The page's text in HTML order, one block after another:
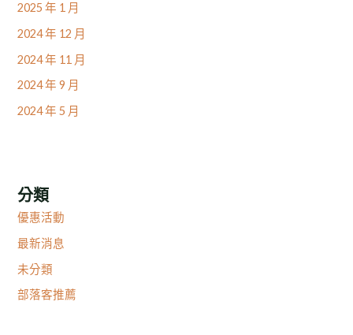
2025 年 1 月
2024 年 12 月
2024 年 11 月
2024 年 9 月
2024 年 5 月
分類
優惠活動
最新消息
未分類
部落客推薦